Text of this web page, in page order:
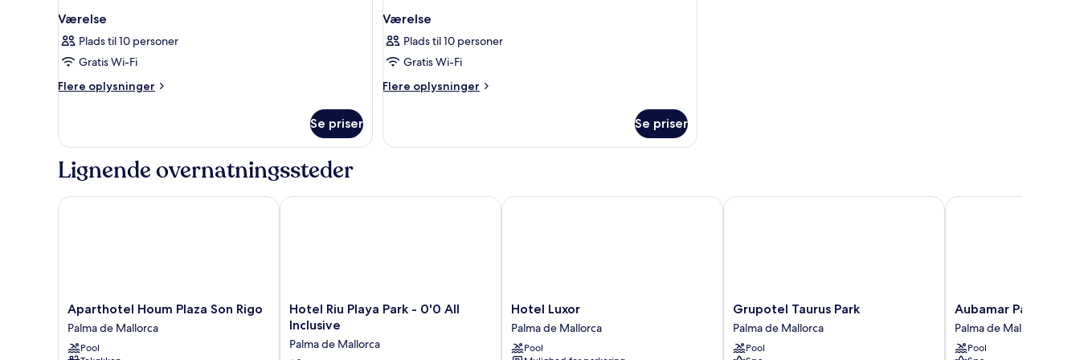
Værelse
Plads til 10 personer
Gratis Wi-Fi
Flere oplysninger
Flere
Se priser
Værelse
Plads til 10 personer
Gratis Wi-Fi
Flere oplysninger
Flere
Se priser
Lignende overnatningssteder
Aparthotel
Houm
Plaza
Son
Aparthotel Houm Plaza Son Rigo
Palma de Mallorca
Pool
Aparthotel Houm Plaza Son Rigo
Hotel
Riu
Park
Hotel Riu Playa Park - 0'0 All
Inclusive
Palma de Mallorca
Hotel Riu Playa Park - 0'0 All Inclusive
Hotel
Luxor
Palma
de
Hotel Luxor
Palma de Mallorca
Pool
Hotel Luxor
Grupotel
Taurus
Park
Palma
Grupotel Taurus Park
Palma de Mallorca
Pool
Grupotel Taurus Park
Aubamar
Palma
Resort
Palma
Aubamar Palma
Palma de Mallorca
Pool
Aubamar Palma Resort